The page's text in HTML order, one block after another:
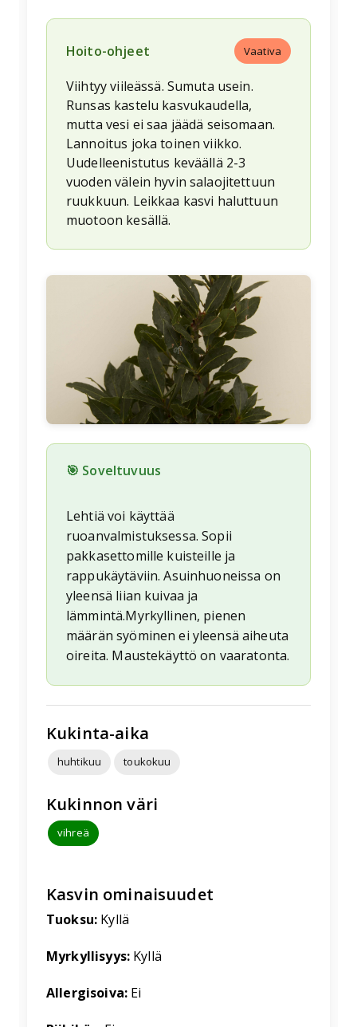
Hoito-ohjeet Vaativa
Viihtyy viileässä. Sumuta usein.
Runsas kastelu kasvukaudella,
mutta vesi ei saa jäädä seisomaan.
Lannoitus joka toinen viikko.
Uudelleenistutus keväällä 2-3
vuoden välein hyvin salaojitettuun
ruukkuun. Leikkaa kasvi haluttuun
muotoon kesällä.
🌱
🎯 Soveltuvuus
Lehtiä voi käyttää
ruoanvalmistuksessa. Sopii
pakkasettomille kuisteille ja
rappukäytäviin. Asuinhuoneissa on
yleensä liian kuivaa ja
lämmintä.Myrkyllinen, pienen
määrän syöminen ei yleensä aiheuta
oireita. Maustekäyttö on vaaratonta.
Kukinta-aika
huhtikuu toukokuu
Kukinnon väri
vihreä
Kasvin ominaisuudet
Tuoksu: Kyllä
Myrkyllisyys: Kyllä
Allergisoiva: Ei